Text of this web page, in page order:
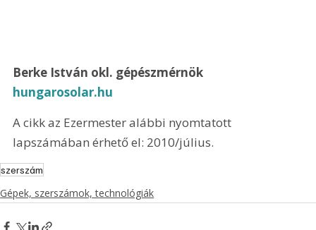
Berke István okl. gépészmérnök
hungarosolar.hu
A cikk az Ezermester alábbi nyomtatott
lapszámában érhető el: 2010/július.
szerszám
Gépek, szerszámok, technológiák